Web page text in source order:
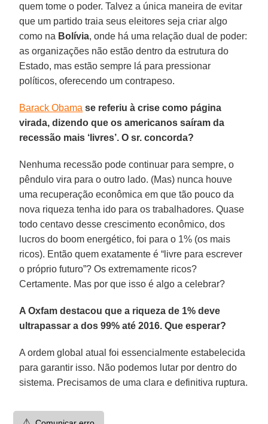
quem tome o poder. Talvez a única maneira de evitar
que um partido traia seus eleitores seja criar algo
como na Bolívia, onde há uma relação dual de poder:
as organizações não estão dentro da estrutura do
Estado, mas estão sempre lá para pressionar
políticos, oferecendo um contrapeso.
Barack Obama se referiu à crise como página
virada, dizendo que os americanos saíram da
recessão mais ‘livres’. O sr. concorda?
Nenhuma recessão pode continuar para sempre, o
pêndulo vira para o outro lado. (Mas) nunca houve
uma recuperação econômica em que tão pouco da
nova riqueza tenha ido para os trabalhadores. Quase
todo centavo desse crescimento econômico, dos
lucros do boom energético, foi para o 1% (os mais
ricos). Então quem exatamente é “livre para escrever
o próprio futuro”? Os extremamente ricos?
Certamente. Mas por que isso é algo a celebrar?
A Oxfam destacou que a riqueza de 1% deve
ultrapassar a dos 99% até 2016. Que esperar?
A ordem global atual foi essencialmente estabelecida
para garantir isso. Não podemos lutar por dentro do
sistema. Precisamos de uma clara e definitiva ruptura.
⚠️